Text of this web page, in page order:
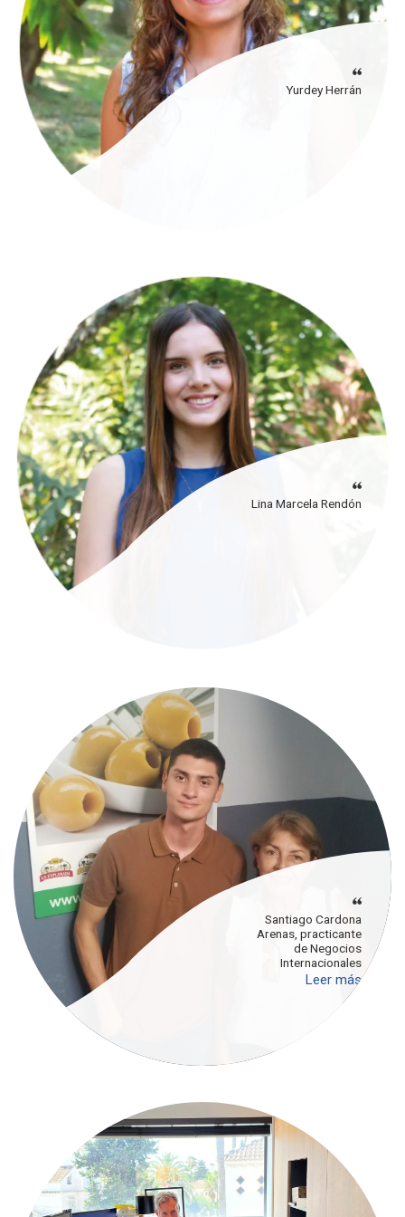
Yurdey Herrán
Lina Marcela Rendón
Santiago Cardona
Arenas, practicante
de Negocios
Internacionales
Leer más